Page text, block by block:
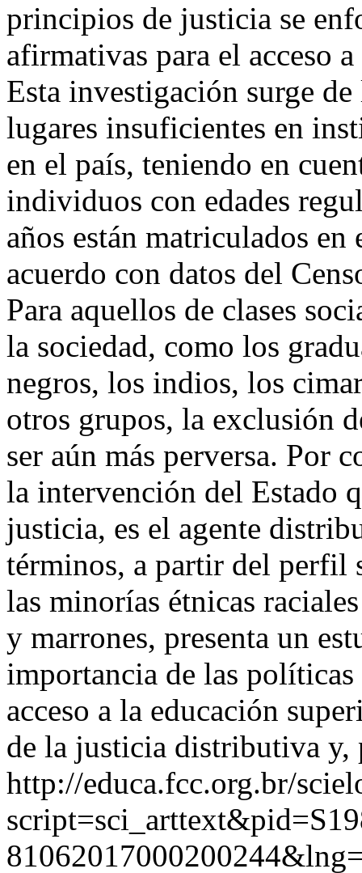
principios de justicia se
afirmativas para el acceso
Esta investigación surge
lugares insuficientes en
en el país, teniendo en
individuos con edades
años están matriculados
acuerdo con datos del
Para aquellos de clases
la sociedad, como los
negros, los indios, los
otros grupos, la exclusión
ser aún más perversa. Por
la intervención del Estado
justicia, es el agente
términos, a partir del perfil
las minorías étnicas
y marrones, presenta un
importancia de las
acceso a la educación
de la justicia distributiva y,
http://educa.fcc.org.br/